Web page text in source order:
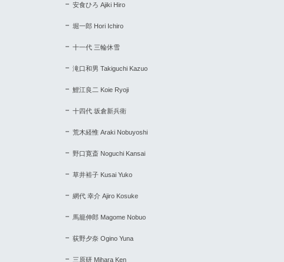
安食ひろ Ajiki Hiro
堀一郎 Hori Ichiro
十一代 三輪休雪
滝口和男 Takiguchi Kazuo
鯉江良二 Koie Ryoji
十四代 坂倉新兵衛
荒木経惟 Araki Nobuyoshi
野口寛斎 Noguchi Kansai
草井裕子 Kusai Yuko
網代 幸介 Ajiro Kosuke
馬籠伸郎 Magome Nobuo
荻野夕奈 Ogino Yuna
三原研 Mihara Ken